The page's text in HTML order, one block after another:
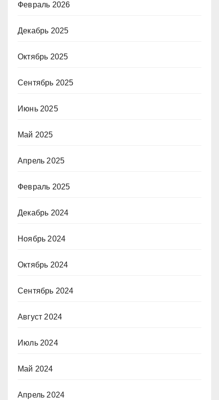
Февраль 2026
Декабрь 2025
Октябрь 2025
Сентябрь 2025
Июнь 2025
Май 2025
Апрель 2025
Февраль 2025
Декабрь 2024
Ноябрь 2024
Октябрь 2024
Сентябрь 2024
Август 2024
Июль 2024
Май 2024
Апрель 2024